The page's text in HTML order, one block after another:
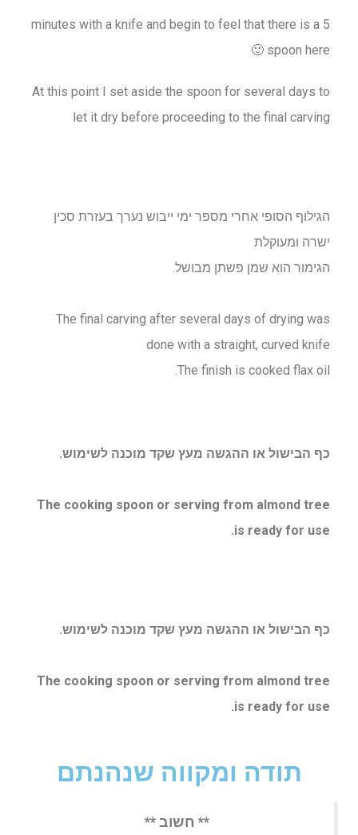
5 minutes with a knife and begin to feel that there is a
spoon here 🙂
At this point I set aside the spoon for several days to
let it dry before proceeding to the final carving
הגילוף הסופי אחרי מספר ימי ייבוש נערך בעזרת סכין
ישרה ומעוקלת
הגימור הוא שמן פשתן מבושל.
The final carving after several days of drying was
done with a straight, curved knife
The finish is cooked flax oil.
כף הבישול או ההגשה מעץ שקד מוכנה לשימוש.
The cooking spoon or serving from almond tree
is ready for use.
כף הבישול או ההגשה מעץ שקד מוכנה לשימוש.
The cooking spoon or serving from almond tree
is ready for use.
תודה ומקווה שנהנתם
** חשוב **